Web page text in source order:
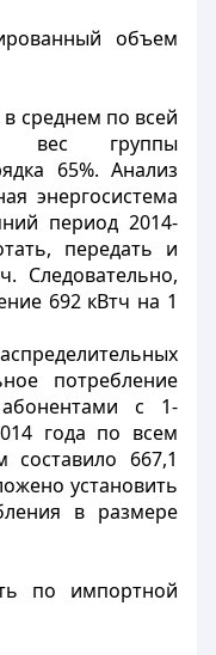
объем
среднем по всей
вес группы
65%. Анализ
энергосистема
период 2014-
передать и
Следовательно,
692 кВтч на 1
потребление
с 1-
года по всем
667,1
установить
в размере
по импортной